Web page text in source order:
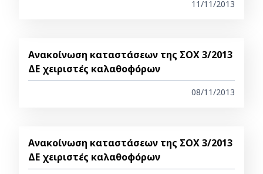
11/11/2013
Ανακοίνωση καταστάσεων της ΣΟΧ 3/2013
ΔΕ χειριστές καλαθοφόρων
08/11/2013
Ανακοίνωση καταστάσεων της ΣΟΧ 3/2013
ΔΕ χειριστές καλαθοφόρων